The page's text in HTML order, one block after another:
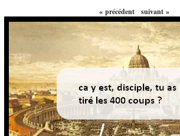
« précédent suivant »